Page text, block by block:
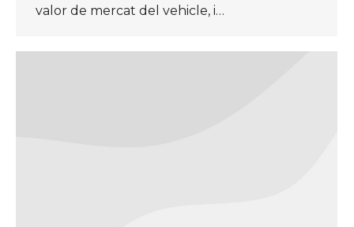
valor de mercat del vehicle, i…